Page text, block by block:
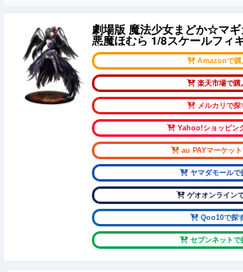
劇場版 魔法少女まどか☆マ
悪魔ほむら 1/8スケールフィ
Amazonで購
楽天市場で購
メルカリで探
Yahoo!ショッピン
au PAYマーケット
ヤマダモールで
ゲオオンライン
Qoo10で探
セブンネットで